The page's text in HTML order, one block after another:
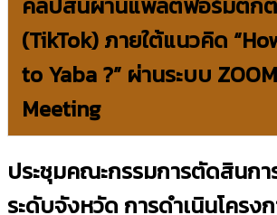
(TikTok) ภายใต้แนวคิด
to Yaba ?” ผ่านระบบ
Meeting
ประชุมคณะกรรมการตัดสินกา
ระดับจังหวัด การดำเนินโครง